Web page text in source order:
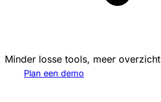
Minder losse tools, meer overzicht
Plan een demo